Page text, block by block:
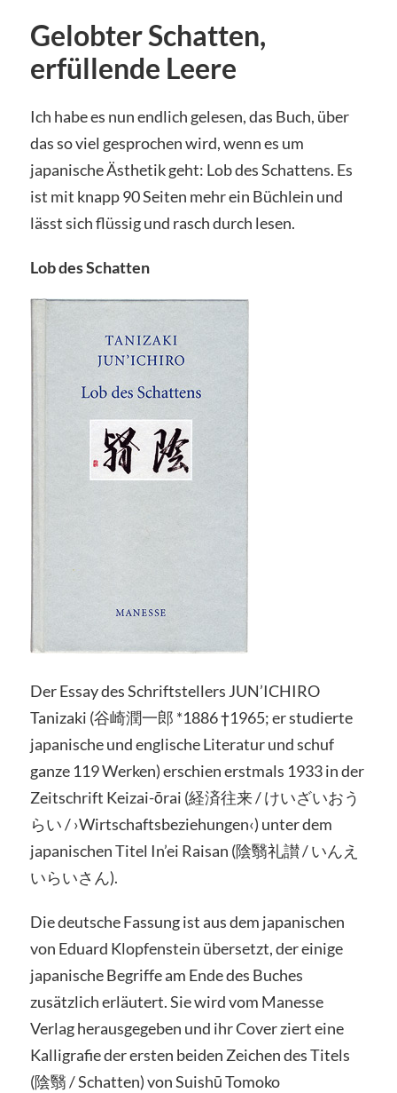
Gelobter Schatten,
erfüllende Leere
Ich habe es nun endlich gelesen, das Buch, über
das so viel gesprochen wird, wenn es um
japanische Ästhetik geht: Lob des Schattens. Es
ist mit knapp 90 Seiten mehr ein Büchlein und
lässt sich flüssig und rasch durch lesen.
Lob des Schatten
Der Essay des Schriftstellers JUN’ICHIRO
Tanizaki (谷崎潤一郎 *1886 †1965; er studierte
japanische und englische Literatur und schuf
ganze 119 Werken) erschien erstmals 1933 in der
Zeitschrift Keizai-ōrai (経済往来 / けいざいおう
らい / ›Wirtschaftsbeziehungen‹) unter dem
japanischen Titel In’ei Raisan (陰翳礼讃 / いんえ
いらいさん).
Die deutsche Fassung ist aus dem japanischen
von Eduard Klopfenstein übersetzt, der einige
japanische Begriffe am Ende des Buches
zusätzlich erläutert. Sie wird vom Manesse
Verlag herausgegeben und ihr Cover ziert eine
Kalligrafie der ersten beiden Zeichen des Titels
(陰翳 / Schatten) von Suishū Tomoko